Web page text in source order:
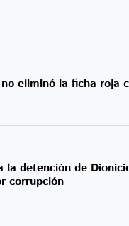
eliminó la ficha roja
detención de
corrupción